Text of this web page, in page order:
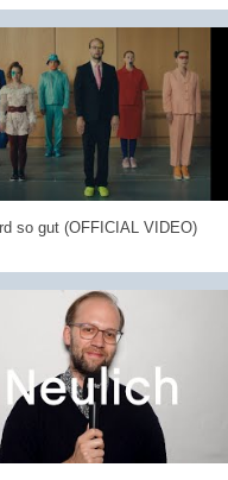
so gut (OFFICIAL VIDEO)